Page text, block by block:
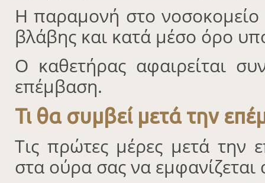
Η παραμονή στο νοσοκομείο
βλάβης και κατά μέσο όρο
Ο καθετήρας αφαιρείται
επέμβαση.
Τι θα συμβεί μετά την
Τις πρώτες μέρες μετά την
στα ούρα σας να εμφανίζεται